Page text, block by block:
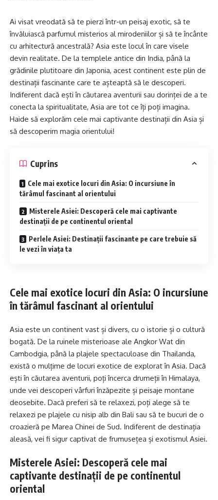
Ai visat vreodată să te pierzi într-un peisaj exotic, să te
învăluiască parfumul misterios al mirodeniilor și să te încânte
cu arhitectură ancestrală? Asia este locul în care visele
devin realitate. De la templele antice din India, până la
grădinile plutitoare din Japonia, acest continent este plin de
destinații fascinante care te așteaptă să le descoperi.
Indiferent dacă ești în căutarea aventurii sau dorinței de a te
conecta la spiritualitate, Asia are tot ce îți poți imagina.
Haide să explorăm cele mai captivante destinații din Asia și
să descoperim magia orientului!
Cuprins
Cele mai exotice locuri din Asia: O incursiune în
tărâmul fascinant al orientului
Misterele Asiei: Descoperă cele mai captivante
destinații de pe continentul oriental
Perlele Asiei: Destinații fascinante pe care trebuie să
le vezi în viața ta
Cele mai exotice locuri din Asia: O incursiune
în tărâmul fascinant al orientului
Asia este un continent vast și divers, cu o istorie și o cultură
bogată. De la ruinele misterioase ale Angkor Wat din
Cambodgia, până la plajele spectaculoase din Thailanda,
există o mulțime de locuri exotice de explorat în Asia. Dacă
ești în căutarea aventurii, poți încerca drumeții în Himalaya,
unde vei descoperi vârfuri înzăpezite și peisaje montane
deosebite. Dacă preferi să te relaxezi, poți alege să te
relaxezi pe plajele cu nisip alb din Bali sau să te bucuri de o
croazieră pe Marea Chinei de Sud. Indiferent de destinația
aleasă, vei fi sigur captivat de frumusețea și exotismul Asiei.
Misterele Asiei: Descoperă cele mai
captivante destinații de pe continentul
oriental